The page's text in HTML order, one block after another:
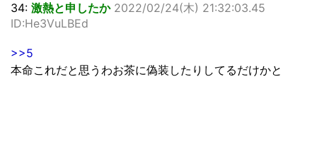
34: 激熱と申したか 2022/02/24(木) 21:32:03.45
ID:He3VuLBEd
>>5
本命これだと思うわお茶に偽装したりしてるだけかと